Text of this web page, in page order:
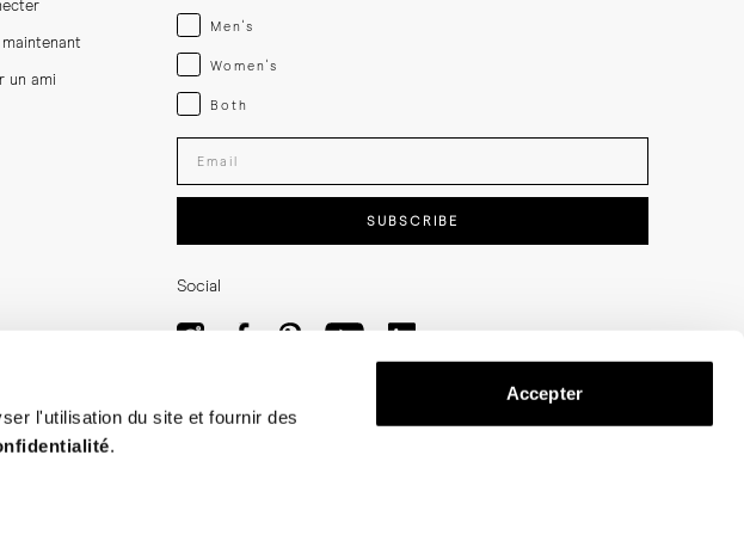
l'utilisation du site et fournir des
.
Accepter
un ami
Menswear
Men's
Womenswear
Women's
Both
Both
Enter your email adress
SUBSCRIBE
Social